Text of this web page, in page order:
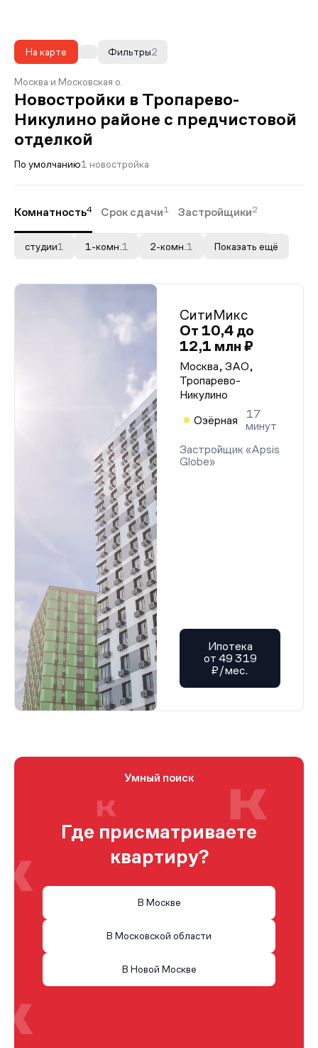
На карте 2
Фильтры
Москва и Московская о.
Новостройки в Тропарево-
Никулино районе с предчистовой
отделкой
По умолчанию1 новостройка
Комнатность4 Срок сдачи1 Застройщики2
студии1 1-комн. 1 2-комн. 1 Показать ещё
СитиМикс
От 10,4 до
12,1 млн ₽
Москва, ЗАО,
Тропарево-
Никулино
Озёрная
17
минут
Застройщик «Apsis
Globe»
Ипотека
от 49 319
₽/мес.
Умный поиск
Где присматриваете
квартиру?
В Москве
В Московской области
В Новой Москве